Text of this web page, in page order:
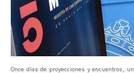
Once días de proyecciones y encuentros,